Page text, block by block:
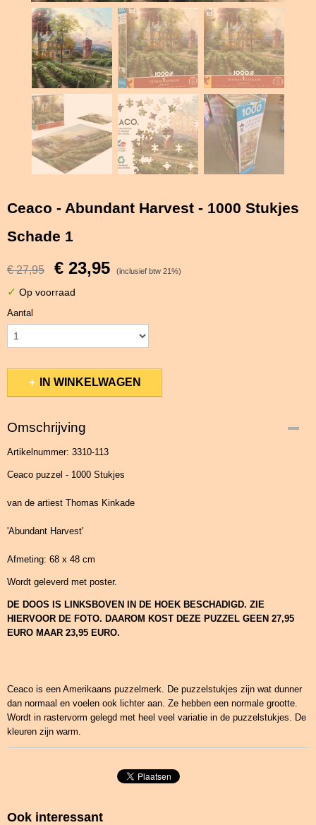
Ceaco - Abundant Harvest - 1000 Stukjes
Schade 1
€ 27,95 € 23,95 (inclusief btw 21%)
✓ Op voorraad
Aantal
IN WINKELWAGEN
Omschrijving
Artikelnummer: 3310-113
Ceaco puzzel - 1000 Stukjes
van de artiest Thomas Kinkade
'Abundant Harvest'
Afmeting: 68 x 48 cm
Wordt geleverd met poster.
DE DOOS IS LINKSBOVEN IN DE HOEK BESCHADIGD. ZIE
HIERVOOR DE FOTO. DAAROM KOST DEZE PUZZEL GEEN 27,95
EURO MAAR 23,95 EURO.
Ceaco is een Amerikaans puzzelmerk. De puzzelstukjes zijn wat dunner
dan normaal en voelen ook lichter aan. Ze hebben een normale grootte.
Wordt in rastervorm gelegd met heel veel variatie in de puzzelstukjes. De
kleuren zijn warm.
Ook interessant